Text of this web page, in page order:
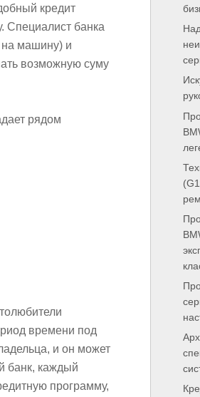
кредит
Специалист банка
на машину) и
возможную суму
рядом
времени под
и он может
банк, каждый
программу,